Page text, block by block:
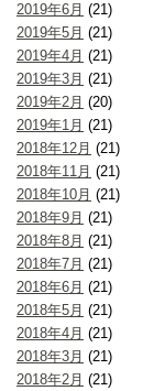
2019年6月 (21)
2019年5月 (21)
2019年4月 (21)
2019年3月 (21)
2019年2月 (20)
2019年1月 (21)
2018年12月 (21)
2018年11月 (21)
2018年10月 (21)
2018年9月 (21)
2018年8月 (21)
2018年7月 (21)
2018年6月 (21)
2018年5月 (21)
2018年4月 (21)
2018年3月 (21)
2018年2月 (21)